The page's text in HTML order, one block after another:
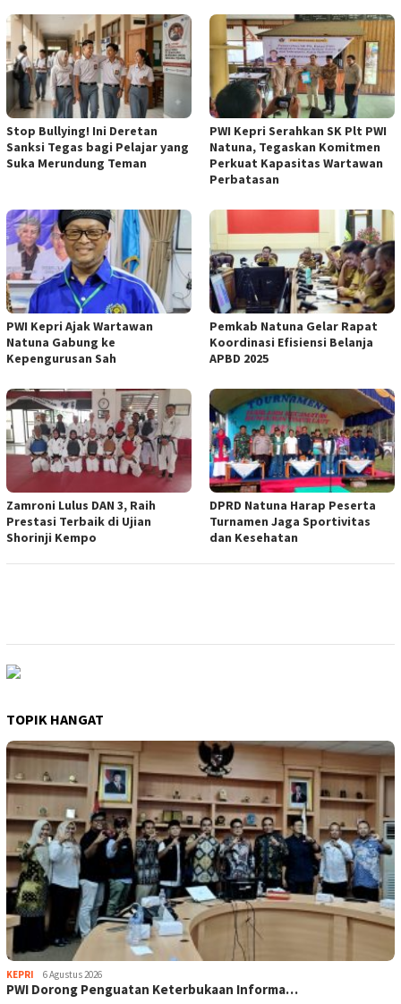
Stop Bullying! Ini Deretan
Sanksi Tegas bagi Pelajar yang
Suka Merundung Teman
PWI Kepri Serahkan SK Plt PWI
Natuna, Tegaskan Komitmen
Perkuat Kapasitas Wartawan
Perbatasan
PWI Kepri Ajak Wartawan
Natuna Gabung ke
Kepengurusan Sah
Pemkab Natuna Gelar Rapat
Koordinasi Efisiensi Belanja
APBD 2025
Zamroni Lulus DAN 3, Raih
Prestasi Terbaik di Ujian
Shorinji Kempo
DPRD Natuna Harap Peserta
Turnamen Jaga Sportivitas
dan Kesehatan
TOPIK HANGAT
KEPRI 6 Agustus 2026
PWI Dorong Penguatan Keterbukaan Informa…